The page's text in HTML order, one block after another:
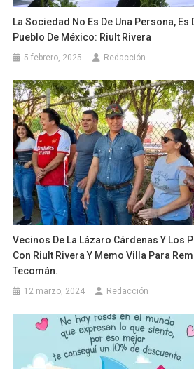
La Sociedad No Es De Una Persona, Es
Pueblo De México: Riult Rivera
5 febrero, 2025 Redacción
Vecinos De La Lázaro Cárdenas Y Los
Con Riult Rivera Y Memo Villa Para
Tecomán.
12 marzo, 2024 Redacción